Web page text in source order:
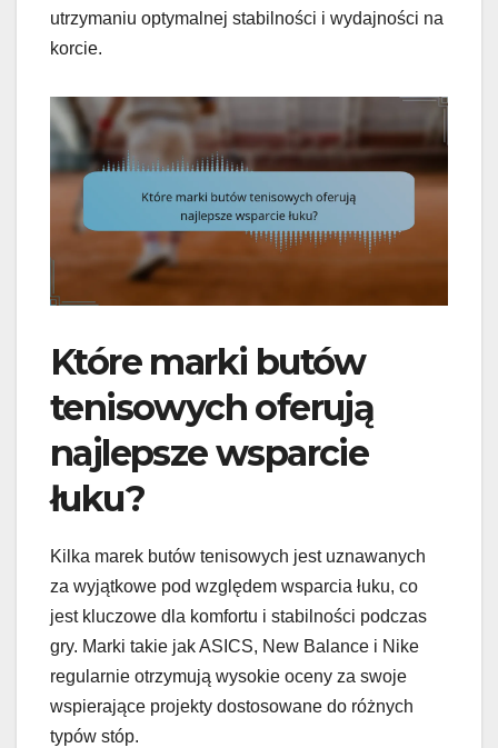
utrzymaniu optymalnej stabilności i wydajności na
korcie.
Które marki butów
tenisowych oferują
najlepsze wsparcie
łuku?
Kilka marek butów tenisowych jest uznawanych
za wyjątkowe pod względem wsparcia łuku, co
jest kluczowe dla komfortu i stabilności podczas
gry. Marki takie jak ASICS, New Balance i Nike
regularnie otrzymują wysokie oceny za swoje
wspierające projekty dostosowane do różnych
typów stóp.